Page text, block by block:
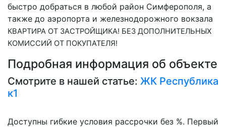
быстро добраться в любой район Симферополя, а
также до аэропорта и железнодорожного вокзала
КВАРТИРА ОТ ЗАСТРОЙЩИКА! БЕЗ ДОПОЛНИТЕЛЬНЫХ
КОМИССИЙ ОТ ПОКУПАТЕЛЯ!
Подробная информация об объекте
Смотрите в нашей статье: ЖК Республика
к1
Доступны гибкие условия рассрочки без %. Первый